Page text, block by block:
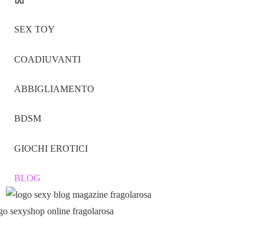
SEX TOY
COADIUVANTI
ABBIGLIAMENTO
BDSM
GIOCHI EROTICI
BLOG